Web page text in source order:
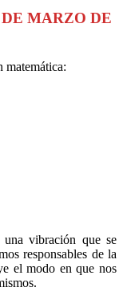
DE MARZO DE
matemática:
vibración que se
responsables de la
el modo en que nos